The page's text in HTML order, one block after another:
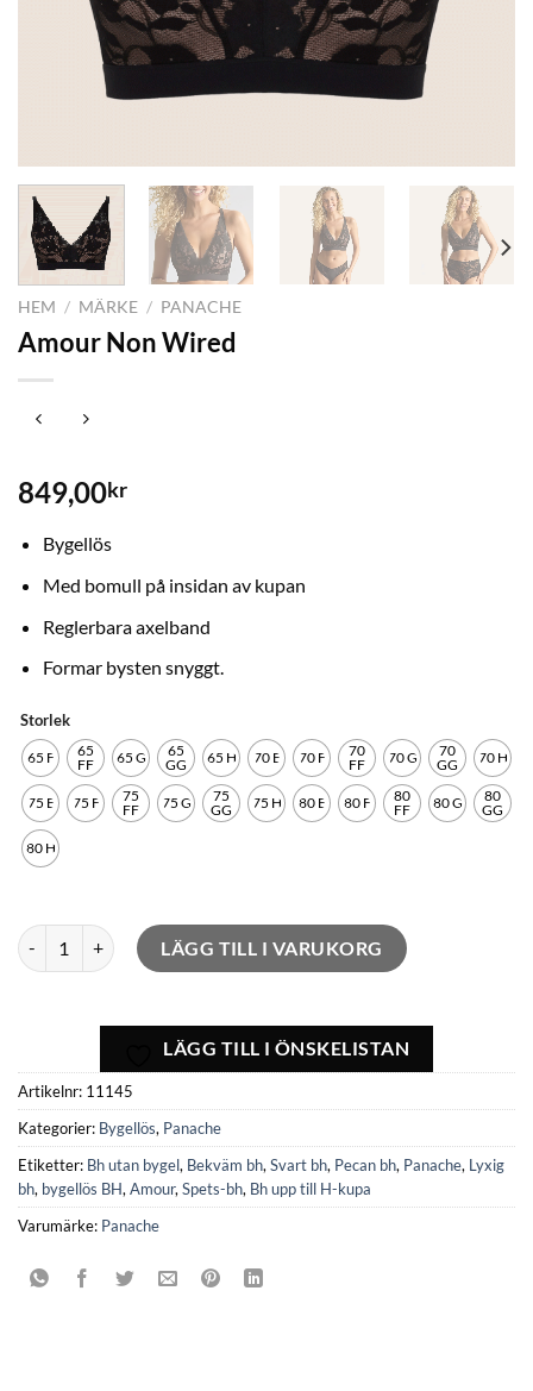
HEM / MÄRKE / PANACHE
Amour Non Wired
849,00kr
Bygellös
Med bomull på insidan av kupan
Reglerbara axelband
Formar bysten snyggt.
Storlek
65 F
65
FF
65 G
65
GG
65 H 70 E 70 F
70
FF
70 G
70
GG
70 H
75 E 75 F
75
FF
75 G
75
GG
75 H 80 E 80 F
80
FF
80 G
80
GG
80 H
Amour Non Wired mängdLÄGG TILL I VARUKORG
LÄGG TILL I ÖNSKELISTAN
Artikelnr: 11145
Kategorier: Bygellös, Panache
Etiketter: Bh utan bygel, Bekväm bh, Svart bh, Pecan bh, Panache, Lyxig
bh, bygellös BH, Amour, Spets-bh, Bh upp till H-kupa
Varumärke: Panache